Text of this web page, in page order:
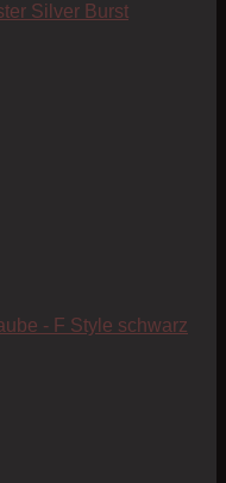
Silver Burst
- F Style schwarz